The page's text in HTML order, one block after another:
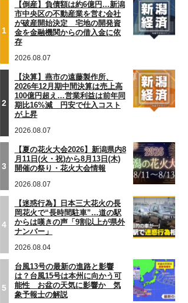
1
【倒産】負債額は約6億円…新潟
市中央区の不動産業を営む会社
が破産開始決定 宅地の開発資
金を金融機関からの借入金に依
存
2026.08.07
2
【決算】燕市の遠藤製作所、
2026年12月期中間決算は売上高
100億円超え…営業利益は前年同
期比16%減 円安で仕入コスト
が上昇
2026.08.07
3
【夏の花火大会2026】新潟県内8
月11日(火・祝)から8月13日(木)
開催の祭り・花火大会情報
2026.08.07
4
【迷惑行為】日本三大花火の長
岡花火で“長時間駐車”…道の駅
からは嘆きの声「9割以上が県外
ナンバー」
2026.08.04
5
台風13号の最新の進路と影響
は？台風15号は本州に向かう可
能性 お盆の天気に影響か 気
象予報士の解説